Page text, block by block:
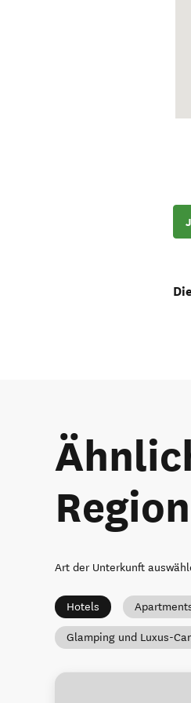
Art der Unterkunft
Hotels
Glamping und Luxus-